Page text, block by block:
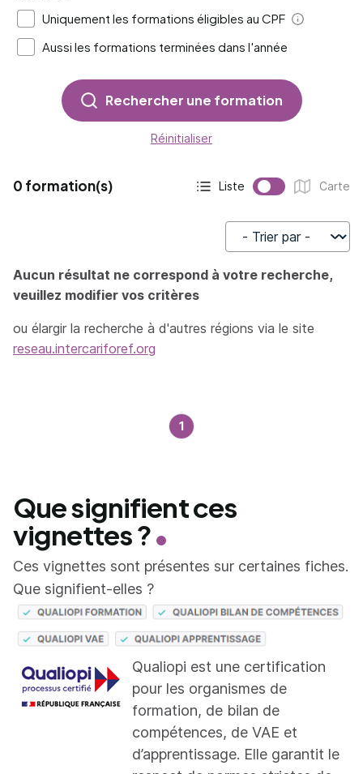
Uniquement les formations éligibles au CPF
Aide
Aussi les formations terminées dans l'année
Rechercher une formation
Réinitialiser
0 formation(s)
Affichage actif :
Liste
Affichage :
Carte
Trier par
Aucun résultat ne correspond à votre recherche,
veuillez modifier vos critères
ou élargir la recherche à d'autres régions via le site
reseau.intercariforef.org
1
Que signifient ces
vignettes ?
Ces vignettes sont présentes sur certaines fiches.
Que signifient-elles ?
Qualiopi est une certification
pour les organismes de
formation, de bilan de
compétences, de VAE et
d’apprentissage. Elle garantit le